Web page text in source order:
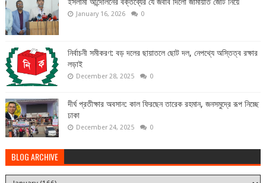
ইসলামী আন্দোলনের বক্তব্যের যে জবাব দিলো জামায়াত জোট নিয়ে
January 16, 2026 0
নির্বাচনী সমীকরণ: বড় দলের ছায়াতলে ছোট দল, নেপথ্যে অস্তিত্ব রক্ষার
লড়াই
December 28, 2025 0
দীর্ঘ প্রতীক্ষার অবসান: কাল ফিরছেন তারেক রহমান, জনসমুদ্রে রূপ নিচ্ছে
ঢাকা
December 24, 2025 0
BLOG ARCHIVE